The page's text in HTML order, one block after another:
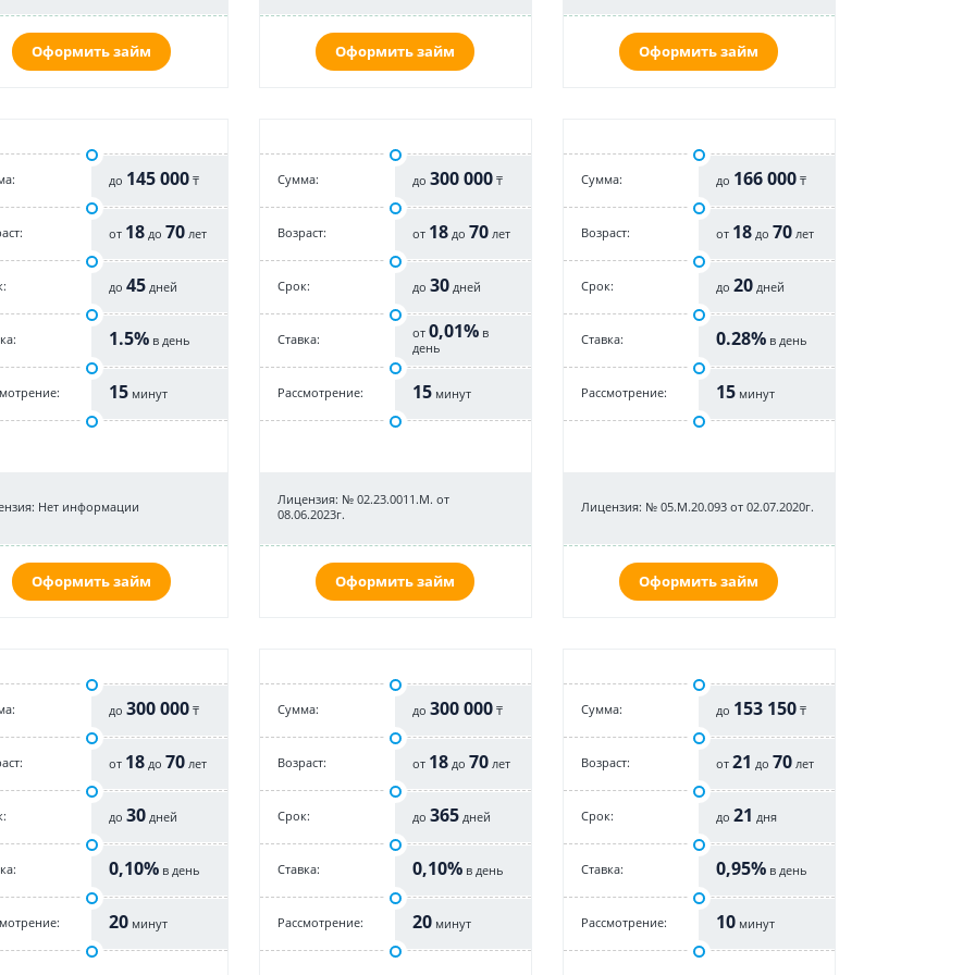
Оформить займ Оформить займ Оформить займ
до 145 000 ₸
от 18 до 70 лет
до45 дней
1.5% в день
15 минут
Нет информации
Оформить займ
Cумма: до300 000 ₸
Возраст: от 18 до 70 лет
Срок: до30 дней
Cтавка: от0,01% в
день
Рассмотрение: 15 минут
Лицензия: № 02.23.0011.M. от
08.06.2023г.
Оформить займ
Cумма: до 166 000 ₸
Возраст: от 18 до 70 лет
Срок: до20 дней
Cтавка: 0.28% в день
Рассмотрение: 15 минут
Лицензия: № 05.М.20.093 от 02.07.2020г.
Оформить займ
до300 000 ₸
от 18 до 70 лет
до30 дней
0,10% в день
20 минут
Cумма: до300 000 ₸
Возраст: от 18 до 70 лет
Срок: до365 дней
Cтавка: 0,10% в день
Рассмотрение: 20 минут
Cумма: до 153 150 ₸
Возраст: от21 до 70 лет
Срок: до21 дня
Cтавка: 0,95% в день
Рассмотрение: 10 минут